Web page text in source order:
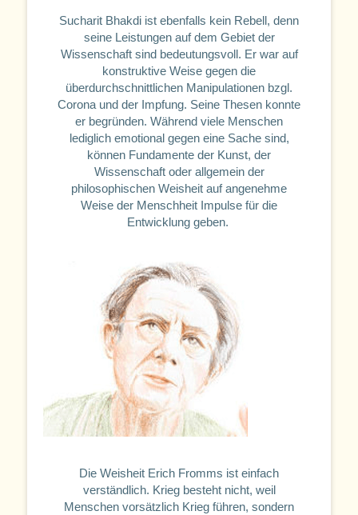
Sucharit Bhakdi ist ebenfalls kein Rebell, denn
seine Leistungen auf dem Gebiet der
Wissenschaft sind bedeutungsvoll. Er war auf
konstruktive Weise gegen die
überdurchschnittlichen Manipulationen bzgl.
Corona und der Impfung. Seine Thesen konnte
er begründen. Während viele Menschen
lediglich emotional gegen eine Sache sind,
können Fundamente der Kunst, der
Wissenschaft oder allgemein der
philosophischen Weisheit auf angenehme
Weise der Menschheit Impulse für die
Entwicklung geben.
Die Weisheit Erich Fromms ist einfach
verständlich. Krieg besteht nicht, weil
Menschen vorsätzlich Krieg führen, sondern